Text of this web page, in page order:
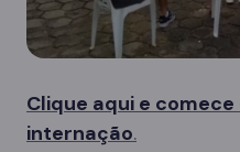
Clique aqui e
internação.